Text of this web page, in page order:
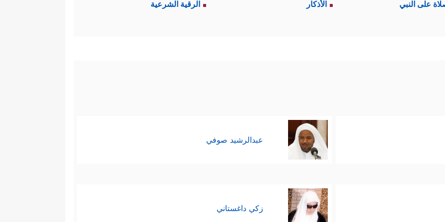
الناس ضمن نظامٍ محسوبٍ لضبط توازن الحياة
قَالُواْ مَا هَـٰذَاۤ إِلَّا رَجُلࣱ یُرِیدُ أَن یَصُدَّكُمۡ عَمَّا كَانَ یَعۡبُدُ ءَابَاۤؤُكُمۡ وَقَالُواْ مَا هَـٰذَاۤ إِلَّاۤ إِفۡكࣱ مُّفۡتَرࣰىۚ وَقَالَ ٱلَّذِینَ كَفَرُواْ
على النبي الأذكار الرقية الشرعية
عبدالرشيد صوفي
زكي داغستاني